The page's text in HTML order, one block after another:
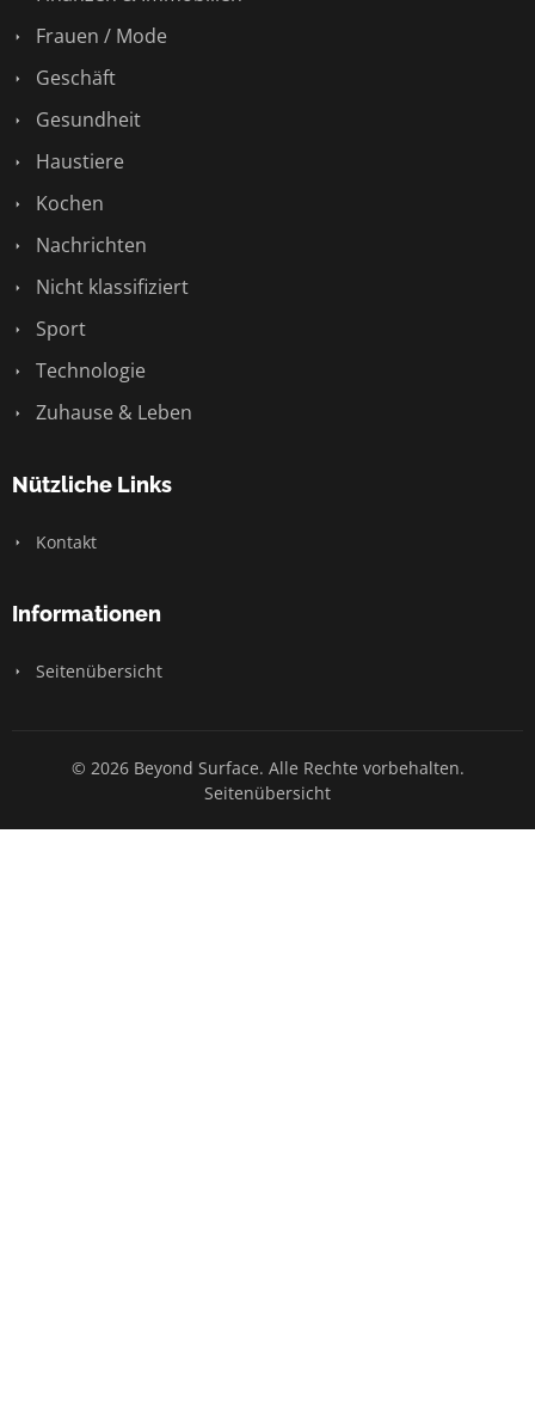
Frauen / Mode
Geschäft
Gesundheit
Haustiere
Kochen
Nachrichten
Nicht klassifiziert
Sport
Technologie
Zuhause & Leben
Nützliche Links
Kontakt
Informationen
Seitenübersicht
© 2026 Beyond Surface. Alle Rechte vorbehalten.
Seitenübersicht